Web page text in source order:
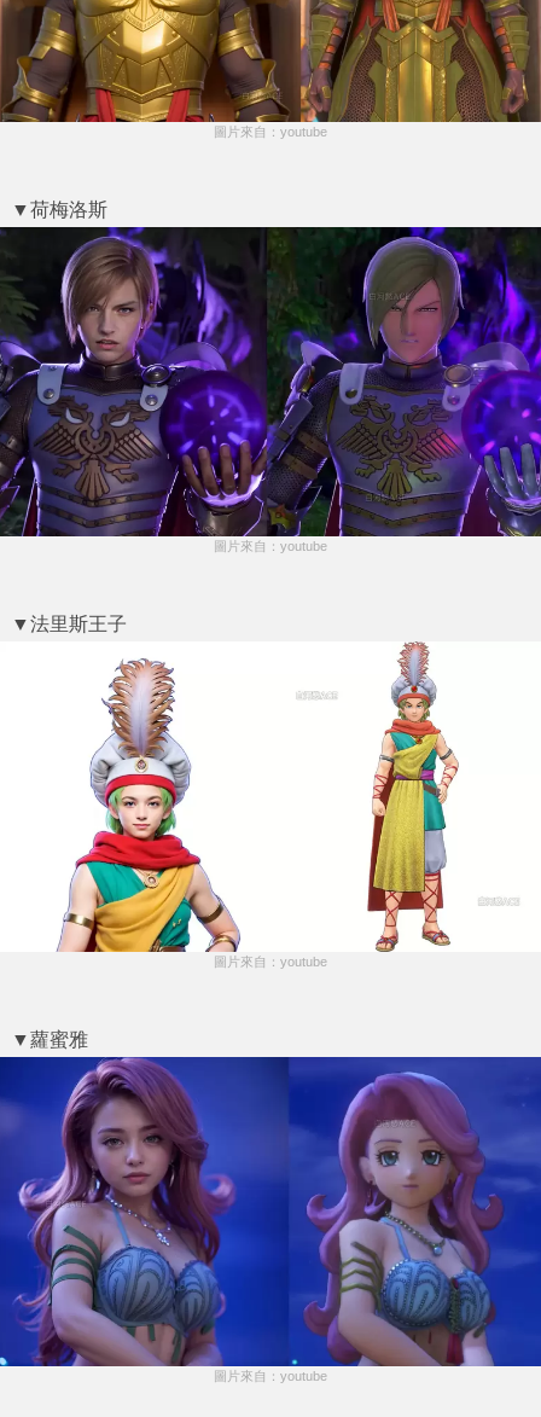
圖片來自：youtube
▼荷梅洛斯
圖片來自：youtube
▼法里斯王子
圖片來自：youtube
▼蘿蜜雅
圖片來自：youtube